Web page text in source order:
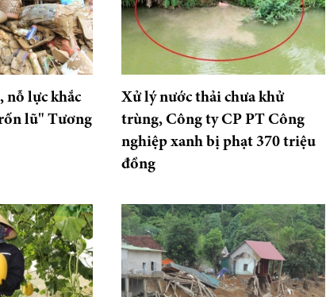
nỗ lực khắc
lũ" Tương
Xử lý nước thải chưa khử
trùng, Công ty CP PT Công
nghiệp xanh bị phạt 370 triệu
đồng